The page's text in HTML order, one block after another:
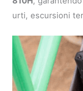
urti, escursioni